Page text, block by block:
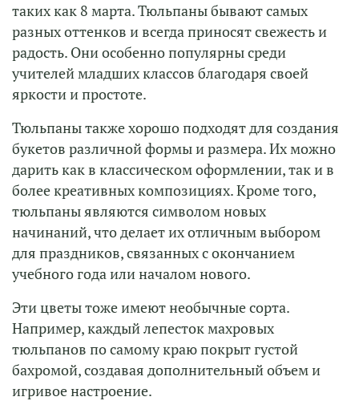
таких как 8 марта. Тюльпаны бывают самых
разных оттенков и всегда приносят свежесть и
радость. Они особенно популярны среди
учителей младших классов благодаря своей
яркости и простоте.
Тюльпаны также хорошо подходят для создания
букетов различной формы и размера. Их можно
дарить как в классическом оформлении, так и в
более креативных композициях. Кроме того,
тюльпаны являются символом новых
начинаний, что делает их отличным выбором
для праздников, связанных с окончанием
учебного года или началом нового.
Эти цветы тоже имеют необычные сорта.
Например, каждый лепесток махровых
тюльпанов по самому краю покрыт густой
бахромой, создавая дополнительный объем и
игривое настроение.